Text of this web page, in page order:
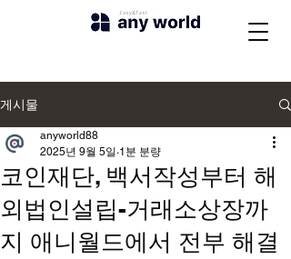
게시물
코인재단, 백서작성부터 해
외법인설립-거래소상장까
지 애니월드에서 전부 해결
anyworld88
2025년 9월 5일 1분 분량